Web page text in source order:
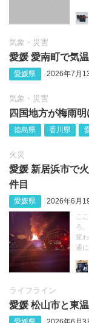
気象・災害
愛媛 愛南町で気
愛媛県 2026年7月
気象・災害
四国地方が梅雨
徳島県 香川県
火災
愛媛 新居浜市で
件目
愛媛県 2026年6月
こ
ろ
変
通
ライフライン
愛媛 松山市と東